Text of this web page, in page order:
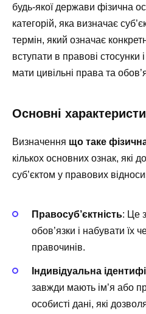
будь-якої держави фізична
категорій, яка визначає
термін, який означає
вступати в правові стосунки
мати цивільні права та
Основні
Визначення що таке
кількох основних ознак, які
суб’єктом у правових
Правосуб’єктність: Це
обов’язки і набувати їх
правочинів.
Індивідуальна
завжди мають ім’я або
особисті дані, які